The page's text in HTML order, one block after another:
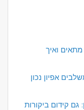
מתאים ואיך
אפיון נכון
קידום ביקורות